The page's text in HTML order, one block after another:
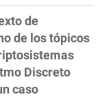
de
de los tópicos
Discreto
caso